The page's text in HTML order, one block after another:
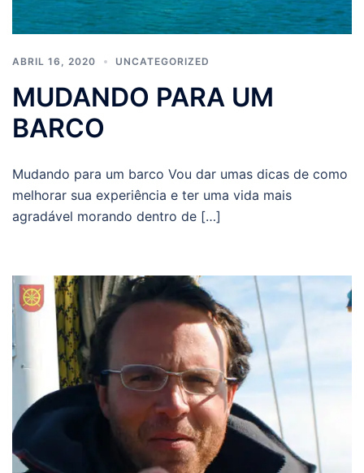
ABRIL 16, 2020 UNCATEGORIZED
MUDANDO PARA UM
BARCO
Mudando para um barco Vou dar umas dicas de como
melhorar sua experiência e ter uma vida mais
agradável morando dentro de […]